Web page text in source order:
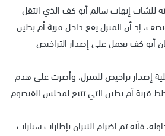
للشاب إيهاب سالم أبو كف الذي انتقل
إذ أن المنزل يقع داخل قرية أم بطين
أبو كف يعمل على إصدار التراخيص
إصدار تراخيص للمنزل، وأصرت على هدم
قرية أم بطين التي تتبع لمجلس القيصوم
فأنه تم اضرام النيران بإطارات سيارات